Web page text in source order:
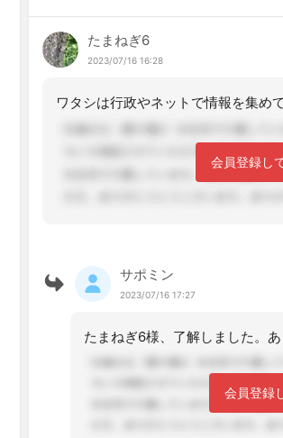
たまねぎ6
2023/07/16 16:28
ワタシは行政やネットで情報を集め
会員登録し
サポミン
2023/07/16 17:27
たまねぎ6様、了解しました。あ
会員登録